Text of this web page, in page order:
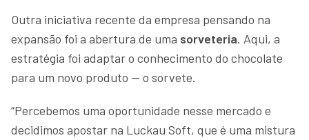
Outra iniciativa recente da empresa pensando na
expansão foi a abertura de uma sorveteria. Aqui, a
estratégia foi adaptar o conhecimento do chocolate
para um novo produto — o sorvete.
“Percebemos uma oportunidade nesse mercado e
decidimos apostar na Luckau Soft, que é uma mistura